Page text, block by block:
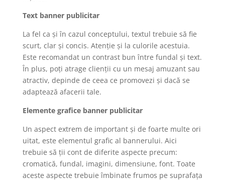
Text banner publicitar
La fel ca și în cazul conceptului, textul trebuie să fie
scurt, clar și concis. Atenție și la culorile acestuia.
Este recomandat un contrast bun între fundal și text.
În plus, poți atrage clienții cu un mesaj amuzant sau
atractiv, depinde de ceea ce promovezi și dacă se
adaptează afacerii tale.
Elemente grafice banner publicitar
Un aspect extrem de important și de foarte multe ori
uitat, este elementul grafic al bannerului. Aici
trebuie să ții cont de diferite aspecte precum:
cromatică, fundal, imagini, dimensiune, font. Toate
aceste aspecte trebuie îmbinate frumos pe suprafața